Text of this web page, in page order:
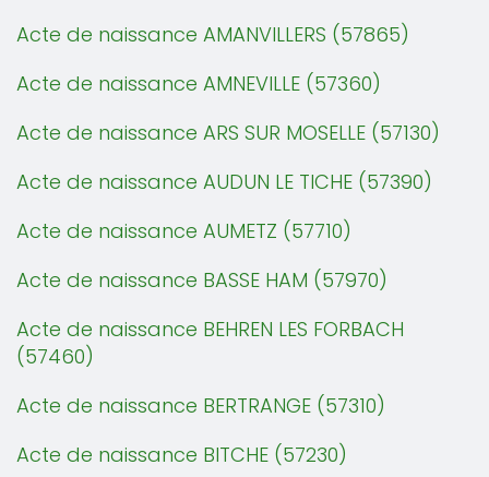
Acte de naissance AMANVILLERS (57865)
Acte de naissance AMNEVILLE (57360)
Acte de naissance ARS SUR MOSELLE (57130)
Acte de naissance AUDUN LE TICHE (57390)
Acte de naissance AUMETZ (57710)
Acte de naissance BASSE HAM (57970)
Acte de naissance BEHREN LES FORBACH
(57460)
Acte de naissance BERTRANGE (57310)
Acte de naissance BITCHE (57230)